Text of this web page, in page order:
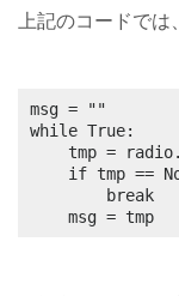
上記のコードでは、
msg = ""
while True:
	msg = tmp